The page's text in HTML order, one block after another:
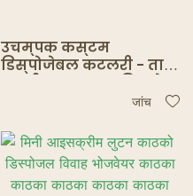
उचम्पक कस्टम
डिस्पोजेबल कटलरी - तातो
फोर्क स्पून चक्कु सेटहरू
जांच